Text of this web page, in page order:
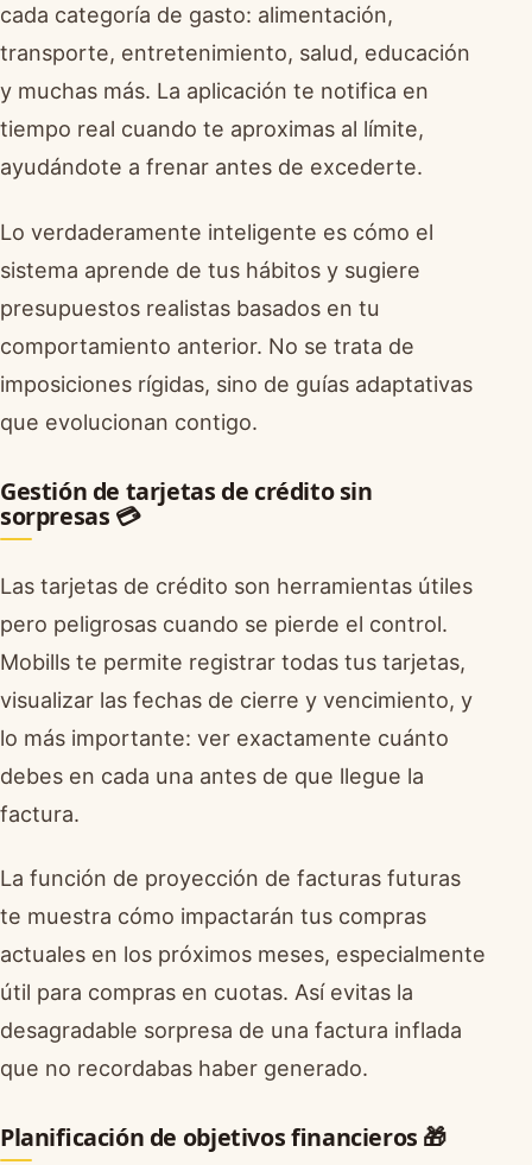
cada categoría de gasto: alimentación,
transporte, entretenimiento, salud, educación
y muchas más. La aplicación te notifica en
tiempo real cuando te aproximas al límite,
ayudándote a frenar antes de excederte.
Lo verdaderamente inteligente es cómo el
sistema aprende de tus hábitos y sugiere
presupuestos realistas basados en tu
comportamiento anterior. No se trata de
imposiciones rígidas, sino de guías adaptativas
que evolucionan contigo.
Gestión de tarjetas de crédito sin
sorpresas 💳
Las tarjetas de crédito son herramientas útiles
pero peligrosas cuando se pierde el control.
Mobills te permite registrar todas tus tarjetas,
visualizar las fechas de cierre y vencimiento, y
lo más importante: ver exactamente cuánto
debes en cada una antes de que llegue la
factura.
La función de proyección de facturas futuras
te muestra cómo impactarán tus compras
actuales en los próximos meses, especialmente
útil para compras en cuotas. Así evitas la
desagradable sorpresa de una factura inflada
que no recordabas haber generado.
Planificación de objetivos financieros 🎁